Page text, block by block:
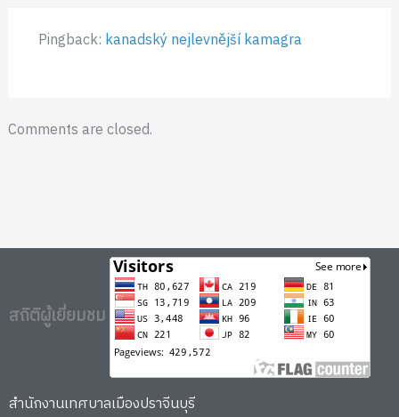
Pingback: kanadský nejlevnější kamagra
Comments are closed.
สถิติผู้เยี่ยมชม
สำนักงานเทศบาลเมืองปราจีนบุรี